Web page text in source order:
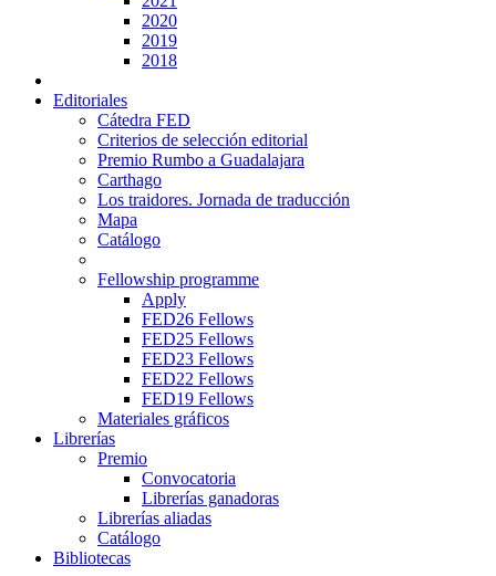
2020
2019
2018
Editoriales
Cátedra FED
Criterios de selección editorial
Premio Rumbo a Guadalajara
Carthago
Los traidores. Jornada de traducción
Mapa
Catálogo
Fellowship programme
Apply
FED26 Fellows
FED25 Fellows
FED23 Fellows
FED22 Fellows
FED19 Fellows
Materiales gráficos
Librerías
Premio
Convocatoria
Librerías ganadoras
Librerías aliadas
Catálogo
Bibliotecas